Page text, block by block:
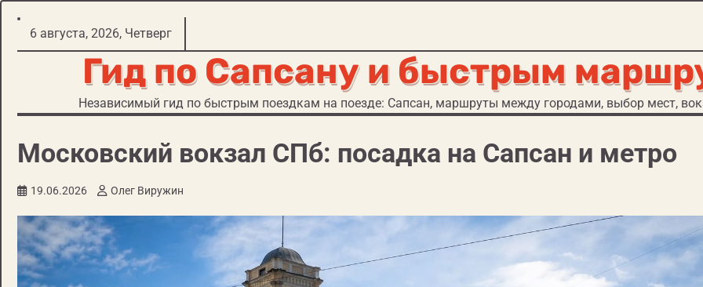
Перейти
содержимому
6 августа, 2026, Четверг
Гид по Сапсану и быстрым
Независимый гид по быстрым поездкам на поезде: Сапсан, маршруты между городами, выбор мест,
Московский вокзал СПб: посадка на Сапсан и метро
19.06.2026 Олег Виружин